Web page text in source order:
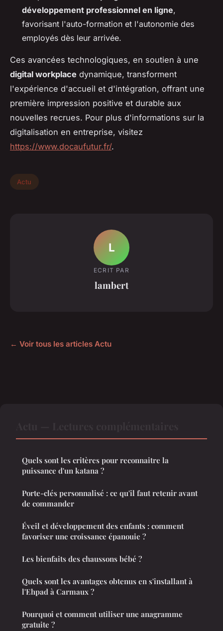
développement professionnel en ligne,
favorisant l'auto-formation et l'autonomie des
employés dès leur arrivée.
Ces avancées technologiques, en soutien à une
digital workplace dynamique, transforment
l'expérience d'accueil et d'intégration, offrant une
première impression positive et durable aux
nouvelles recrues. Pour plus d'informations sur la
digitalisation en entreprise, visitez
https://www.docaufutur.fr/.
Actu
L
ECRIT PAR
lambert
← Voir tous les articles Actu
Quels sont les critères pour reconnaitre la
puissance d'un katana ?
Porte-clés personnalisé : ce qu'il faut retenir avant
de commander
Éveil et développement des enfants : comment
favoriser une croissance épanouie ?
Les bienfaits des chaussons bébé ?
Quels sont les avantages obtenus en s'installant à
l'Ehpad à Carmaux ?
Pourquoi et comment utiliser une anagramme
gratuite ?